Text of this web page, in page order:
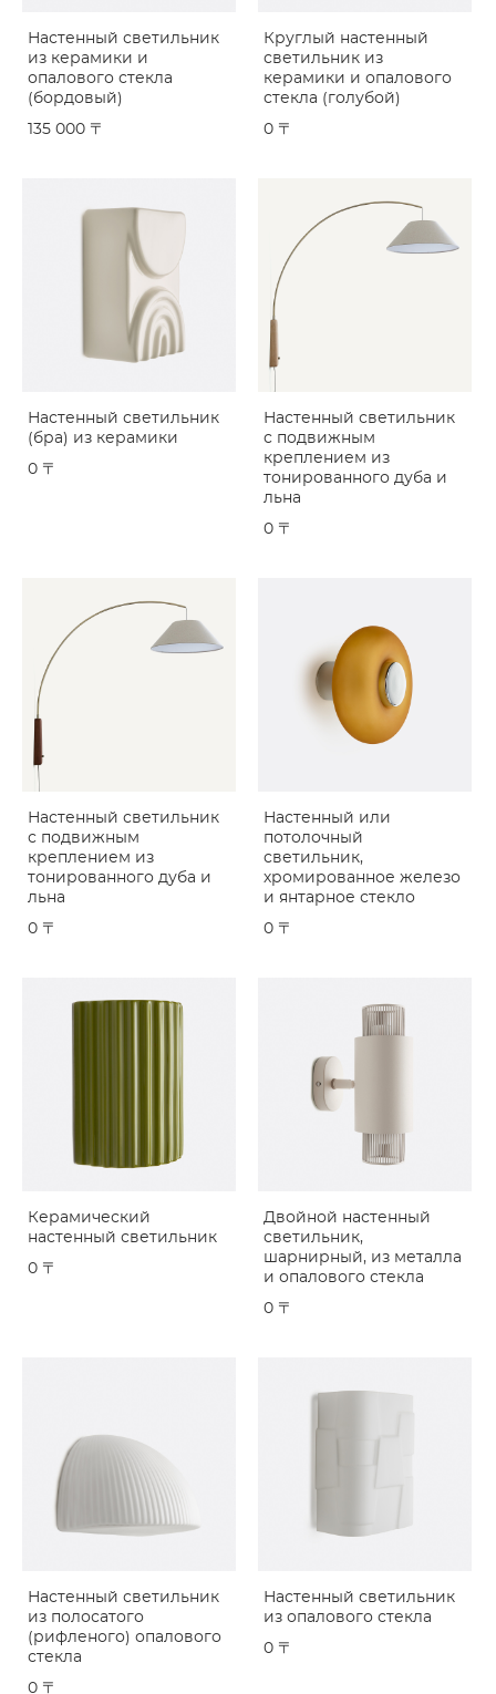
Настенный светильник
из керамики и
опалового стекла
(бордовый)
135 000 〒
Круглый настенный
светильник из
керамики и опалового
стекла (голубой)
0 〒
Настенный светильник
(бра) из керамики
0 〒
Настенный светильник
с подвижным
креплением из
тонированного дуба и
льна
0 〒
Настенный светильник
с подвижным
креплением из
тонированного дуба и
льна
0 〒
Настенный или
потолочный
светильник,
хромированное железо
и янтарное стекло
0 〒
Керамический
настенный светильник
0 〒
Двойной настенный
светильник,
шарнирный, из металла
и опалового стекла
0 〒
Настенный светильник
из полосатого
(рифленого) опалового
стекла
0 〒
Настенный светильник
из опалового стекла
0 〒